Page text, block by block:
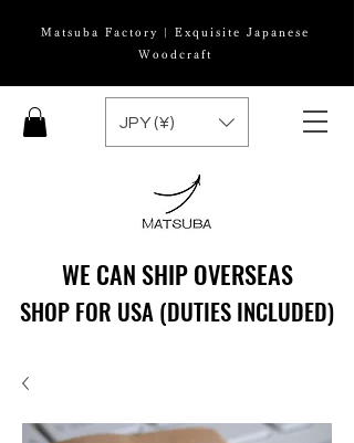
Matsuba Factory | Exquisite Japanese
Woodcraft
WE CAN SHIP OVERSEAS
WE CAN SHIP OVERSEAS
JPY (¥)
SHOP FOR USA (DUTIES INCLUDED)
SHOP FOR USA (DUTIES INCLUDED)